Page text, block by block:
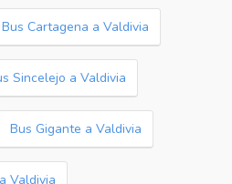
Bus Cartagena a Valdivia
Sincelejo a Valdivia
Bus Gigante a Valdivia
Valdivia